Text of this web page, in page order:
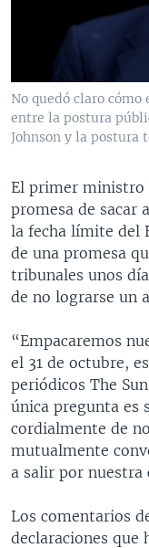
VENEZUELA
BRASIL
NICARAGUA
ECONOMÍA
TECNOLOGÍA
DEPORTES
CIENCIA Y SALUD
VIDEOS
FOTOGRAFÍA
AUDIOS
PROGRAMAS TV
EL MUNDO AL DÍA
FORO
VISIÓN 360
LAS CLAVES
PANORAMA
RADIO
AVANCE
AUDIONOTICIAS
BUENOS DÍAS
ESTADOS UNIDOS
EL MUNDO AL DÍA
FORO [RADIO]
NOTA ECONÓMICA
ENTRETENIMIENTO
DIRECT
DOCUMENTALES DE LA
Learning English
SÍGANOS
No quedó claro
entre la postura
Johnson y la postura
El primer ministro
promesa de sacar
la fecha límite del
de una promesa
tribunales unos
de no lograrse un
“Empacaremos
el 31 de octubre,
periódicos The
única pregunta es
cordialmente de
mutualmente
a salir por nuestra
Los comentarios
declaraciones que